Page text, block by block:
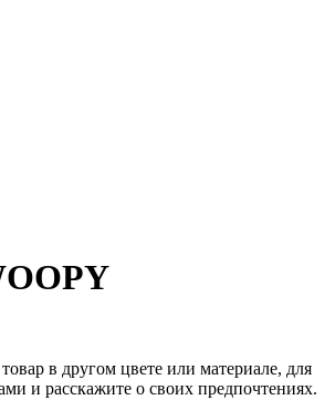
в другом цвете или материале, для
и расскажите о своих предпочтениях.